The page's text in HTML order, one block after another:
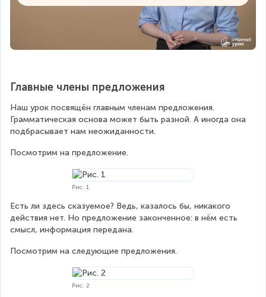
Главные члены предложения
Наш урок посвящён главным членам предложения.
Грамматическая основа может быть разной. А иногда она
подбрасывает нам неожиданности.
Посмотрим на предложение.
Рис. 1
Есть ли здесь сказуемое? Ведь, казалось бы, никакого
действия нет. Но предложение законченное: в нём есть
смысл, информация передана.
Посмотрим на следующие предложения.
Рис. 2